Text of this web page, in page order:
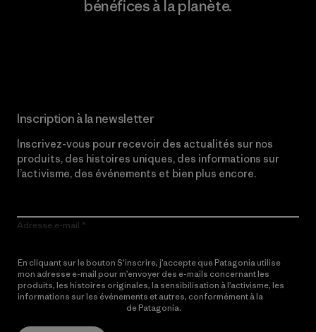
bénéfices à la planète.
Inscription à la newsletter
Inscrivez-vous pour recevoir des actualités sur nos
produits, des histoires uniques, des informations sur
l’activisme, des événements et bien plus encore.
Adresse e-mail
En cliquant sur le bouton S’inscrire, j’accepte que Patagonia utilise
mon adresse e-mail pour m’envoyer des e-mails concernant les
produits, les histoires originales, la sensibilisation à l’activisme, les
informations sur les événements et autres, conformément à la
de Patagonia.